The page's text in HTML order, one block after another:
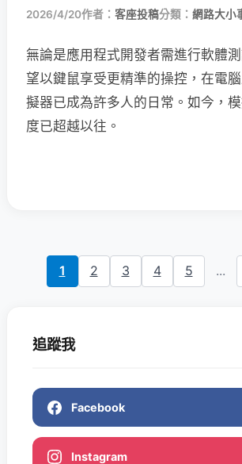
2026/4/20作者： 客座投稿分類： 網路大小
無論是應用程式開發者需進行軟體
望以鍵鼠享受更精準的操控，在電
擬器已成為許多人的日常。如今，
度已超越以往。
1 2 3 4 5 ...
追蹤我
Facebook
Instagram